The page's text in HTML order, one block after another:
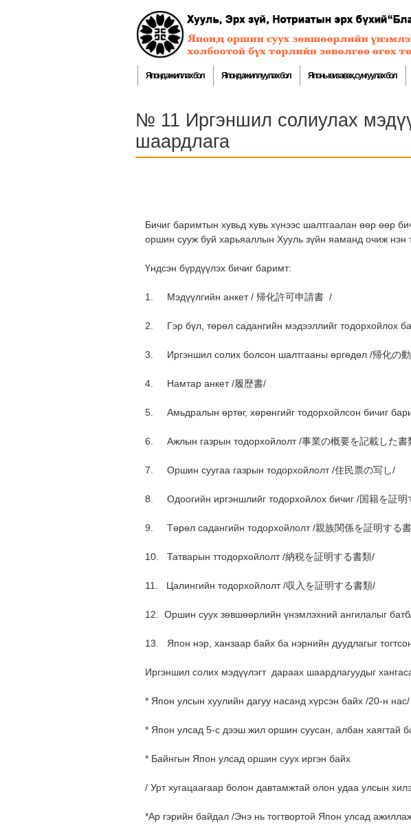
Японд ажиллах бол Японд ажиллуулах бол Японы виз авах, сунгуулах бол
№ 11 Иргэншил солиулах
шаардлага
Бичиг баримтын хувьд хувь хүнээс шалтгаалан өөр өөр
оршин сууж буй харьяаллын Хууль зүйн яаманд очиж нэн
Үндсэн бүрдүүлэх бичиг баримт:
1. Мэдүүлгийн анкет / 帰化許可申請書 /
2. Гэр бүл, төрөл садангийн мэдээллийг тодорхойлох
3. Иргэншил солих болсон шалтгааны өргөдөл /帰化の
4. Намтар анкет /履歴書/
5. Амьдралын өртөг, хөрөнгийг тодорхойлсон бичиг
6. Ажлын газрын тодорхойлолт /事業の概要を記載した書
7. Оршин суугаа газрын тодорхойлолт /住民票の写し/
8. Одоогийн иргэншлийг тодорхойлох бичиг /国籍を証明
9. Төрөл садангийн тодорхойлолт /親族関係を証明する
10. Татварын ттодорхойлолт /納税を証明する書類/
11. Цалингийн тодорхойлолт /収入を証明する書類/
12. Оршин суух зөвшөөрлийн үнэмлэхний ангилалыг
13. Япон нэр, ханзаар байх ба нэрнийн дуудлагыг
Иргэншил солих мэдүүлэгт дараах шаардлагуудыг
* Япон улсын хуулийн дагуу насанд хүрсэн байх /20-н нас/
* Япон улсад 5-с дээш жил оршин суусан, албан хаягтай
* Байнгын Япон улсад оршин суух иргэн байх
/ Урт хугацаагаар болон давтамжтай олон удаа улсын
*Ар гэрийн байдал /Энэ нь тогтвортой Япон улсад